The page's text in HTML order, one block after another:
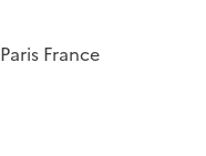
Paris France